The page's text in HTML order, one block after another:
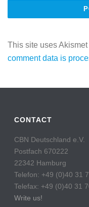
This site uses
comment data is
CONTACT
CBN Deutschland e.V.
Postfach 670222
22342 Hamburg
Telefon: +49 (0)40 31
Telefax: +49 (0)40 31
Write us!